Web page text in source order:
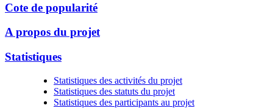
Cote de popularité
A propos du projet
Statistiques
Statistiques des activités du projet
Statistiques des statuts du projet
Statistiques des participants au projet